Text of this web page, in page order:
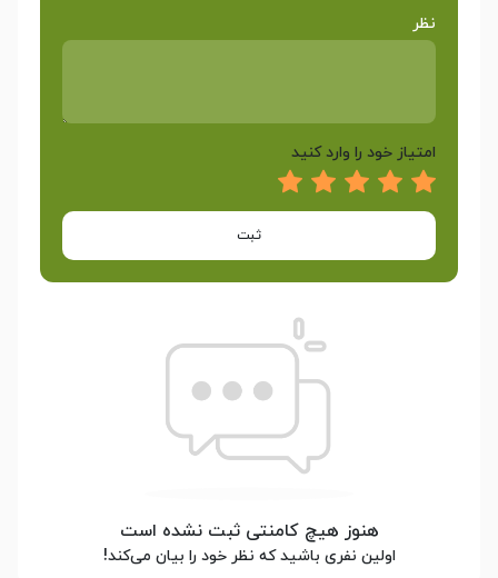
نظر
امتیاز خود را وارد کنید
ثبت
هنوز هیچ کامنتی ثبت نشده است
اولین نفری باشید که نظر خود را بیان می‌کند!